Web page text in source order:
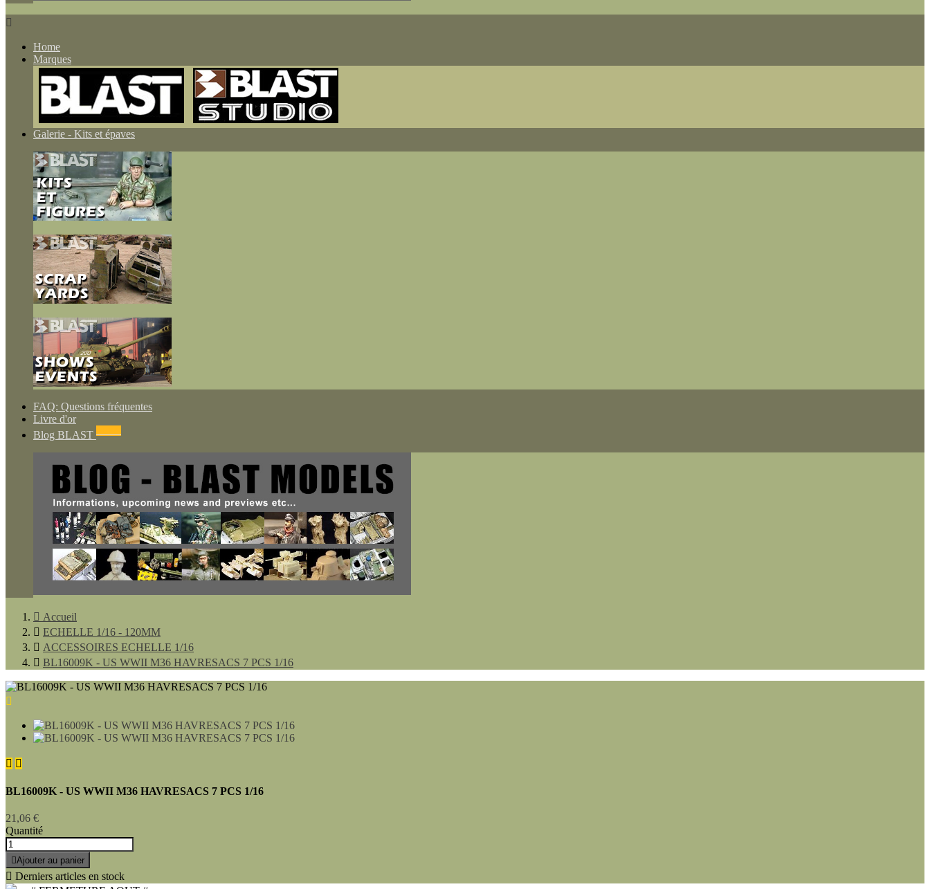

Home
Marques
Galerie - Kits et épaves
FAQ: Questions fréquentes
Livre d'or
Blog BLAST
 Accueil
 ECHELLE 1/16 - 120MM
 ACCESSOIRES ECHELLE 1/16
 BL16009K - US WWII M36 HAVRESACS 7 PCS 1/16

 
BL16009K - US WWII M36 HAVRESACS 7 PCS 1/16
21,06 €
Quantité
Ajouter au panier
 Derniers articles en stock